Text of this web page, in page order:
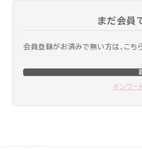
まだ会員
会員登録がお済みで無い方は、こち
オンワー